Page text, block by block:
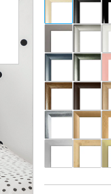
Dakota -
Rahmenloser
Aluminium
Yukon